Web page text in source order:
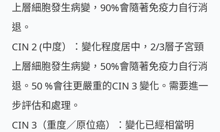
上層細胞發生病變，90%會隨著免疫力自行消
退。
CIN 2 (中度）： 變化程度居中，2/3層子宮頸
上層細胞發生病變，50%會隨著免疫力自行消
退。50 %會往更嚴重的CIN 3 變化。需要進一
步評估和處理。
CIN 3（重度／原位癌）： 變化已經相當明